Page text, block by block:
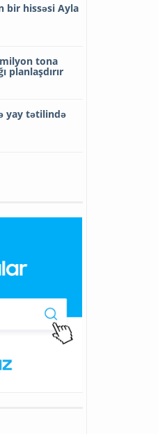
bir hissəsi Ayla
milyon tona
planlaşdırır
yay tətilində